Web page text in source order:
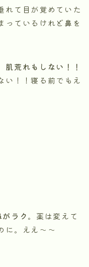
れて目が覚めていた
っているけれど鼻を
肌荒れもしない！！
い！！寝る前でもえ
ラク。薬は変えて
に。ええ～～